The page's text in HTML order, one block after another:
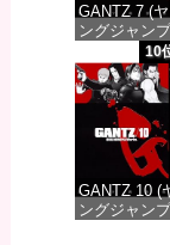
GANTZ 7 (ヤ
ングジャンプ
コミックス
DIGITAL)
価格：
10
GANTZ 10 (
ングジャンプ